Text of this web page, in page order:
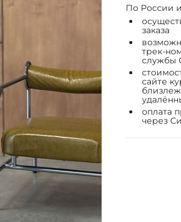
По России
заказа
трек-
службы
сайте
оплата
через